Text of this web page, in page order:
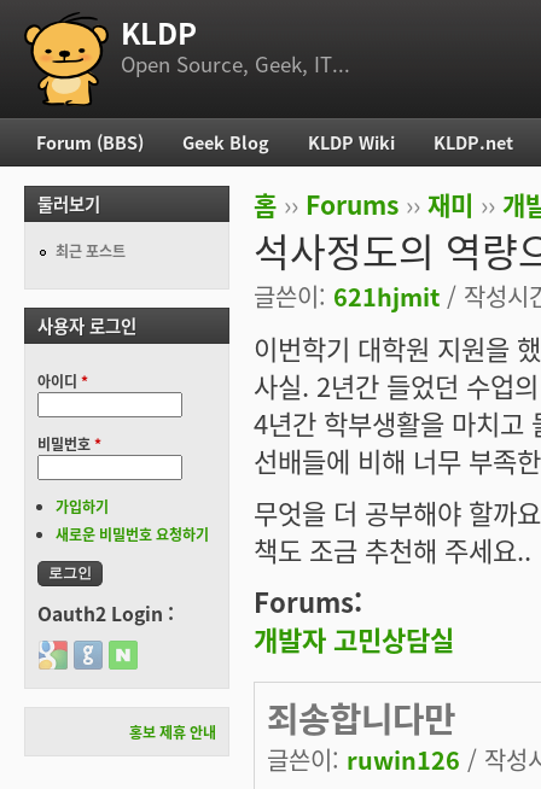
부 메뉴 KLDP
Open Source, Geek, IT...
현재 위치
홈 ›› Forums ›› 재미 ›› 개
석사정도의 역량
글쓴이: 621hjmit / 작성시
이번학기 대학원 지원을
사실. 2년간 들었던 수업
4년간 학부생활을 마치고
선배들에 비해 너무 부족
무엇을 더 공부해야 할까
책도 조금 추천해 주세요..
Forums:
개발자 고민상담실
죄송합니다만
글쓴이: ruwin126 / 작성
주 메뉴
Forum (BBS) Geek Blog KLDP Wiki KLDP.net
둘러보기
최근 포스트
사용자 로그인
아이디 *
비밀번호*
가입하기
새로운 비밀번호 요청하기
Oauth2 Login :
Login with Google
Login with GitHub
Login with Naver
홍보 제휴 안내